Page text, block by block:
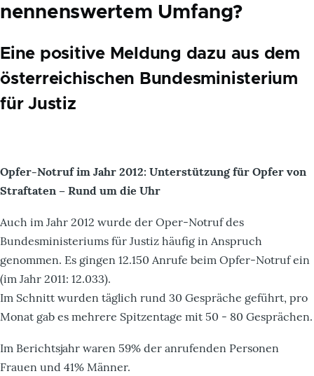
nennenswertem Umfang?
Eine positive Meldung dazu aus dem
österreichischen Bundesministerium
für Justiz
Opfer-Notruf im Jahr 2012: Unterstützung für Opfer von
Straftaten – Rund um die Uhr
Auch im Jahr 2012 wurde der Oper-Notruf des
Bundesministeriums für Justiz häufig in Anspruch
genommen. Es gingen 12.150 Anrufe beim Opfer-Notruf ein
(im Jahr 2011: 12.033).
Im Schnitt wurden täglich rund 30 Gespräche geführt, pro
Monat gab es mehrere Spitzentage mit 50 - 80 Gesprächen.
Im Berichtsjahr waren 59% der anrufenden Personen
Frauen und 41% Männer.